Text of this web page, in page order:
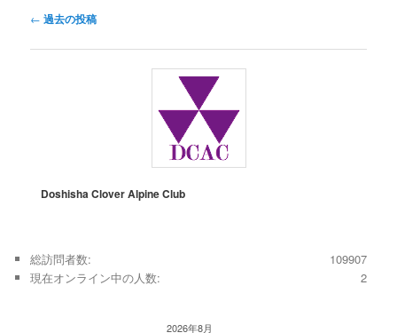
投
ナ
← 過去の投稿
Doshisha Clover Alpine Club
109907
総訪問者数:
2
現在オンライン中の人数:
2026年8月